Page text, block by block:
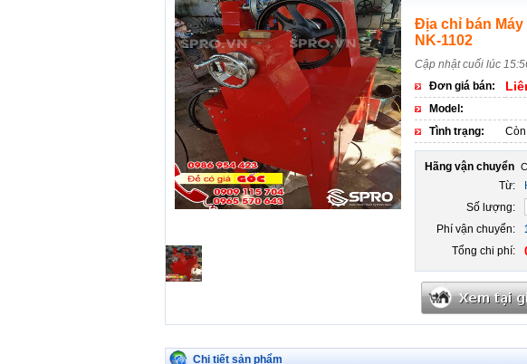
Địa chỉ bán Máy
NK-1102
Cập nhật cuối lúc
Đơn giá bán:
Model:
Tình trạng:
Hãng vận chuyển
Từ:
Số lượng:
Phí vận chuyển:
Tổng chi phí:
Chi tiết sản phẩm